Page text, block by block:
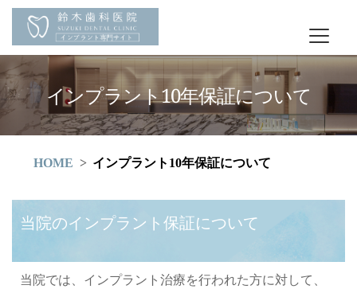
インプラント10年保証について
HOME インプラント10年保証について
当院のインプラント保証について
当院では、インプラント治療を行われた方に対して、